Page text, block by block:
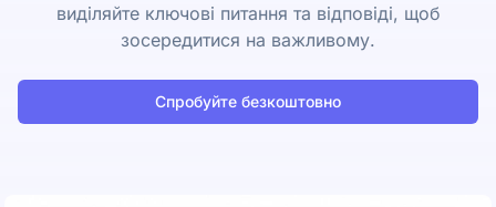
виділяйте ключові питання та відповіді, щоб
зосередитися на важливому.
Спробуйте безкоштовно